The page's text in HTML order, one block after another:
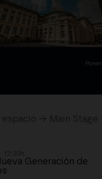
Generación de